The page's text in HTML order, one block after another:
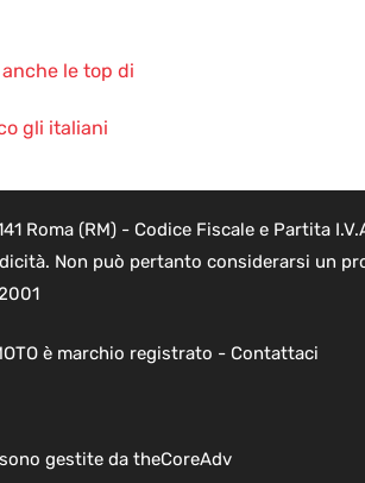
le top di
gli italiani
Roma (RM) - Codice Fiscale e Partita
Non può pertanto considerarsi un
è marchio registrato - Contattaci
gestite da theCoreAdv